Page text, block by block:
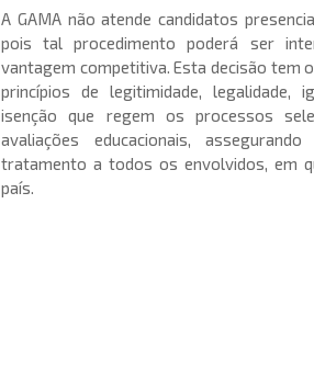
A GAMA não atende candidatos
pois tal procedimento poderá ser
vantagem competitiva. Esta decisão tem
princípios de legitimidade, legalidade,
isenção que regem os processos
avaliações educacionais,
tratamento a todos os envolvidos, em
país.